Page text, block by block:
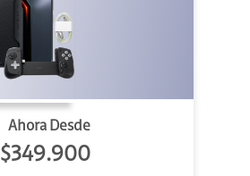
Ahora Desde
$349.900